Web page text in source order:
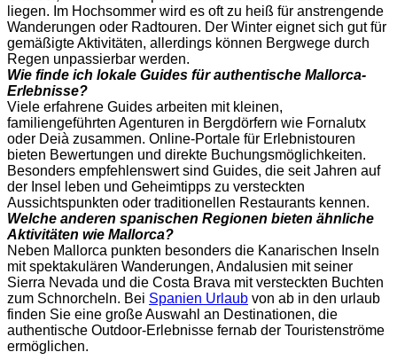
liegen. Im Hochsommer wird es oft zu heiß für anstrengende
Wanderungen oder Radtouren. Der Winter eignet sich gut für
gemäßigte Aktivitäten, allerdings können Bergwege durch
Regen unpassierbar werden.
Wie finde ich lokale Guides für authentische Mallorca-
Erlebnisse?
Viele erfahrene Guides arbeiten mit kleinen,
familiengeführten Agenturen in Bergdörfern wie Fornalutx
oder Deià zusammen. Online-Portale für Erlebnistouren
bieten Bewertungen und direkte Buchungsmöglichkeiten.
Besonders empfehlenswert sind Guides, die seit Jahren auf
der Insel leben und Geheimtipps zu versteckten
Aussichtspunkten oder traditionellen Restaurants kennen.
Welche anderen spanischen Regionen bieten ähnliche
Aktivitäten wie Mallorca?
Neben Mallorca punkten besonders die Kanarischen Inseln
mit spektakulären Wanderungen, Andalusien mit seiner
Sierra Nevada und die Costa Brava mit versteckten Buchten
zum Schnorcheln. Bei Spanien Urlaub von ab in den urlaub
finden Sie eine große Auswahl an Destinationen, die
authentische Outdoor-Erlebnisse fernab der Touristenströme
ermöglichen.